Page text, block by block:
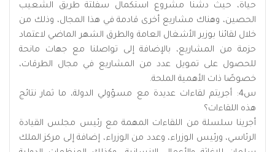
حياة، حيث دشّنا مشروع استكمال سفلتة طريق الشعيب
الحصين، وهناك مشاريع أخرى قادمة في هذا المجال، وذلك من
خلال لقائنا بوزير الأشغال العامة والطرق الشهر الماضي لاعتماد
حزمة من المشاريع، بالإضافة إلى تواصلنا مع جهات مانحة
للحصول على تمويل عدد من المشاريع في مجال الطرقات،
خصوصًا ذات الأهمية الملحة.
س4: أجريتم لقاءات عديدة مع مسؤولي الدولة، ما ثمار نتائج
هذه اللقاءات؟
أجرينا سلسلة من اللقاءات المهمة مع رئيس مجلس القيادة
الرئاسي، ورئيس الوزراء، وعدد من الوزراء، إضافة إلى مركز الملك